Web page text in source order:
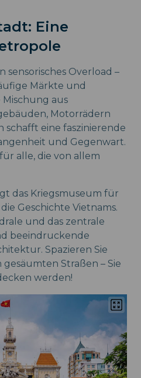
Eine
sensorisches Overload –
Märkte und
Mischung aus
Motorrädern
schafft eine faszinierende
und Gegenwart.
alle, die von allem
das Kriegsmuseum für
Geschichte Vietnams.
und das zentrale
beeindruckende
Spazieren Sie
Straßen – Sie
werden!